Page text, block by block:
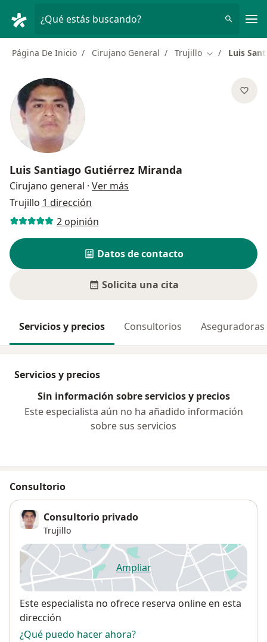
¿Qué estás buscando?
Página De Inicio Cirujano General Trujillo Cambiar de
Luis
Luis Santiago Gutiérrez Miranda
Cirujano general · Ver más
Trujillo 1 dirección
2 opinión
Datos de contacto
Solicita una cita
Servicios y precios Consultorios Aseguradoras
Servicios y precios
Sin información sobre servicios y precios
Este especialista aún no ha añadido información
sobre sus servicios
Consultorio
Consultorio privado
Trujillo
Ampliarse abre en una nueva
Disponibilidad
Este especialista no ofrece reserva online en esta
dirección
¿Qué puedo hacer ahora?